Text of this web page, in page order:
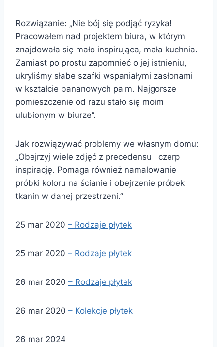
Rozwiązanie: „Nie bój się podjąć ryzyka!
Pracowałem nad projektem biura, w którym
znajdowała się mało inspirująca, mała kuchnia.
Zamiast po prostu zapomnieć o jej istnieniu,
ukryliśmy słabe szafki wspaniałymi zasłonami
w kształcie bananowych palm. Najgorsze
pomieszczenie od razu stało się moim
ulubionym w biurze”.
Jak rozwiązywać problemy we własnym domu:
„Obejrzyj wiele zdjęć z precedensu i czerp
inspirację. Pomaga również namalowanie
próbki koloru na ścianie i obejrzenie próbek
tkanin w danej przestrzeni.”
25 mar 2020 – Rodzaje płytek
25 mar 2020 – Rodzaje płytek
26 mar 2020 – Rodzaje płytek
26 mar 2020 – Kolekcje płytek
26 mar 2024